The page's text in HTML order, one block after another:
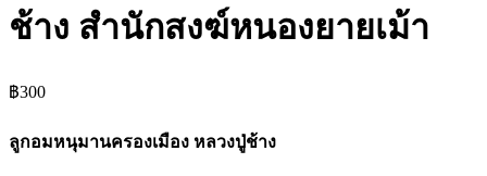
ช้าง สำนักสงฆ์หนองยายเม้า
฿300
ลูกอมหนุมานครองเมือง หลวงปู่ช้าง